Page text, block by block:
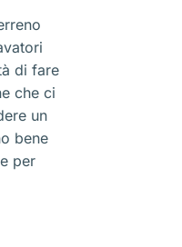
di fare
che ci
un
bene
per